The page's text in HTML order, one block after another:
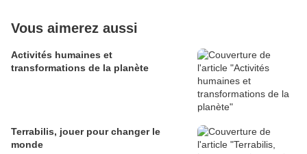
Vous aimerez aussi
Activités humaines et
transformations de la planète
Terrabilis, jouer pour changer le
monde